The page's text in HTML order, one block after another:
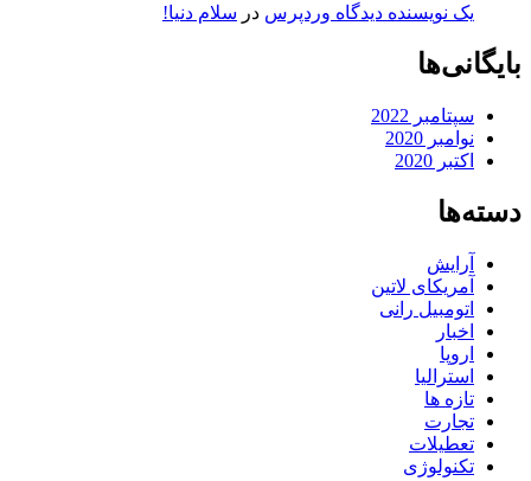
یک نویسنده دیدگاه وردپرس در سلام دنیا!
بایگانی‌ها
سپتامبر 2022
نوامبر 2020
اکتبر 2020
دسته‌ها
آرایش
آمریکای لاتین
اتومبیل رانی
اخبار
اروپا
استرالیا
تازه ها
تجارت
تعطیلات
تکنولوژی